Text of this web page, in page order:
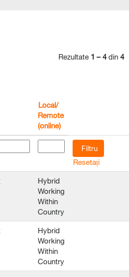
Rezultate 1 – 4din 4
Local/
Remote
(online)
Resetați
Hybrid
Working
Within
Country
Hybrid
Working
Within
Country